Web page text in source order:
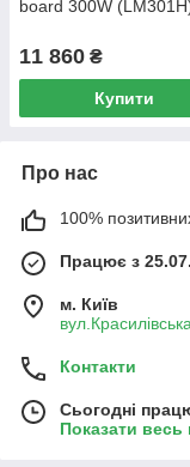
board 300W
11 860 ₴
Купити
Про нас
100%
Працює з
м. Київ
Контакти
Сьогодні
Показати весь